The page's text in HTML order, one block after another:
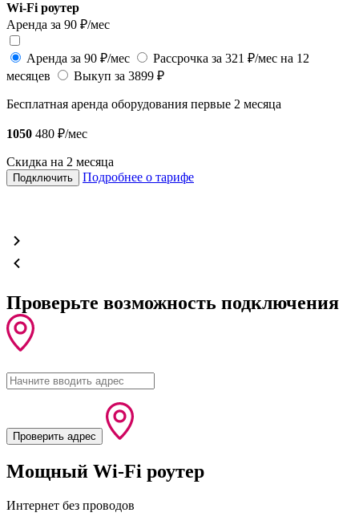
Wi-Fi роутер
Аренда за 90 ₽/мес
Аренда за 90 ₽/мес
Рассрочка за 321 ₽/мес на 12
месяцев
Выкуп за 3899 ₽
Бесплатная аренда оборудования первые 2 месяца
1050 480 ₽/мес
Скидка на 2 месяца
Подключить Подробнее о тарифе
Проверьте возможность подключения
Проверить адрес
Мощный Wi-Fi роутер
Интернет без проводов